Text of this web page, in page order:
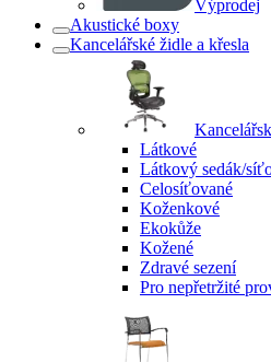
Výprodej
Akustické boxy
Kancelářské židle a křesla
Látkové
Látkový sedák/
Celosíťované
Koženkové
Ekokůže
Kožené
Zdravé sezení
Pro nepřetržité